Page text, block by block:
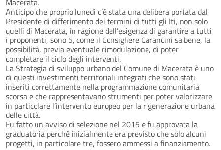
Anticipo che proprio lunedì c’è stata una delibera portata dal
Presidente di differimento dei termini di tutti gli Iti, non solo
quelli di Macerata, in ragione dell’esigenza di garantire a tutti
i proponenti, sono 5, come il Consigliere Carancini sa bene, la
possibilità, previa eventuale rimodulazione, di poter
completare il ciclo degli interventi.
La Strategia di sviluppo urbano del Comune di Macerata è uno
di questi investimenti territoriali integrati che sono stati
inseriti correttamente nella programmazione comunitaria
scorsa e che rappresentavano strumenti per poter valorizzare
in particolare l’intervento europeo per la rigenerazione urbana
delle città.
Fu fatto un avviso di selezione nel 2015 e fu approvata la
graduatoria perché inizialmente era previsto che solo alcuni
progetti, in particolare tre, fossero ammessi a finanziamento.